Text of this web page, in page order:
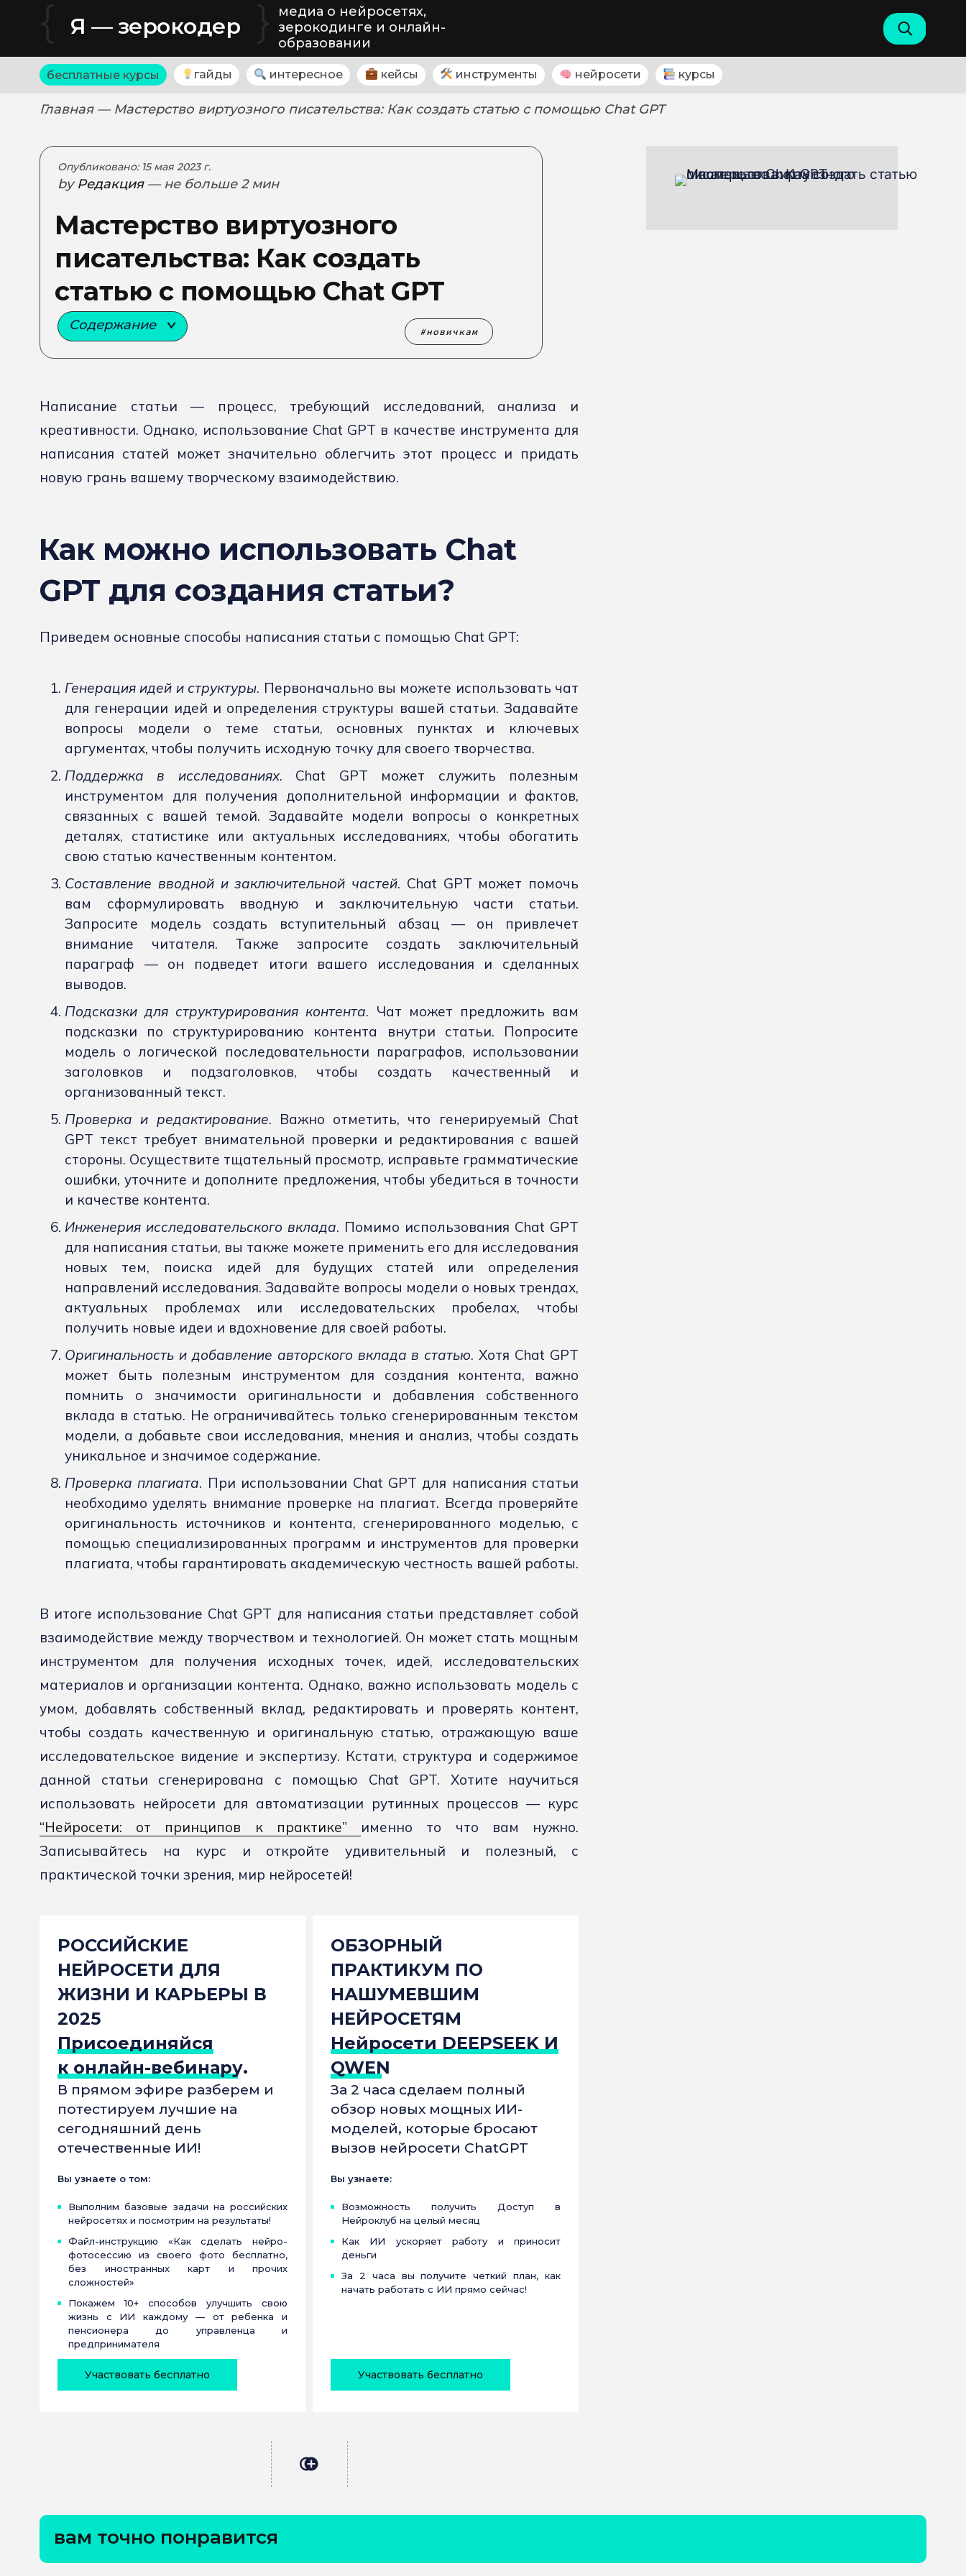
{ Я — зерокодер }
медиа о нейросетях,
зерокодинге и онлайн-
образовании
бесплатные курсы гайды интересное кейсы инструменты нейросети курсы
Главная — Мастерство виртуозного писательства: Как создать статью с помощью Chat GPT
Опубликовано: 15 мая 2023 г.
byРедакция — не больше 2 мин
Мастерство виртуозного
писательства: Как создать
статью с помощью Chat GPT
Содержание новичкам
Написание статьи — процесс, требующий исследований, анализа и
креативности. Однако, использование Chat GPT в качестве инструмента для
написания статей может значительно облегчить этот процесс и придать
новую грань вашему творческому взаимодействию.
Как можно использовать Chat
GPT для создания статьи?
Приведем основные способы написания статьи с помощью Chat GPT:
Генерация идей и структуры. Первоначально вы можете использовать чат
для генерации идей и определения структуры вашей статьи. Задавайте
вопросы модели о теме статьи, основных пунктах и ключевых
аргументах, чтобы получить исходную точку для своего творчества.
Поддержка в исследованиях. Chat GPT может служить полезным
инструментом для получения дополнительной информации и фактов,
связанных с вашей темой. Задавайте модели вопросы о конкретных
деталях, статистике или актуальных исследованиях, чтобы обогатить
свою статью качественным контентом.
Составление вводной и заключительной частей. Chat GPT может помочь
вам сформулировать вводную и заключительную части статьи.
Запросите модель создать вступительный абзац — он привлечет
внимание читателя. Также запросите создать заключительный
параграф — он подведет итоги вашего исследования и сделанных
выводов.
Подсказки для структурирования контента. Чат может предложить вам
подсказки по структурированию контента внутри статьи. Попросите
модель о логической последовательности параграфов, использовании
заголовков и подзаголовков, чтобы создать качественный и
организованный текст.
Проверка и редактирование. Важно отметить, что генерируемый Chat
GPT текст требует внимательной проверки и редактирования с вашей
стороны. Осуществите тщательный просмотр, исправьте грамматические
ошибки, уточните и дополните предложения, чтобы убедиться в точности
и качестве контента.
Инженерия исследовательского вклада. Помимо использования Chat GPT
для написания статьи, вы также можете применить его для исследования
новых тем, поиска идей для будущих статей или определения
направлений исследования. Задавайте вопросы модели о новых трендах,
актуальных проблемах или исследовательских пробелах, чтобы
получить новые идеи и вдохновение для своей работы.
Оригинальность и добавление авторского вклада в статью. Хотя Chat GPT
может быть полезным инструментом для создания контента, важно
помнить о значимости оригинальности и добавления собственного
вклада в статью. Не ограничивайтесь только сгенерированным текстом
модели, а добавьте свои исследования, мнения и анализ, чтобы создать
уникальное и значимое содержание.
Проверка плагиата. При использовании Chat GPT для написания статьи
необходимо уделять внимание проверке на плагиат. Всегда проверяйте
оригинальность источников и контента, сгенерированного моделью, с
помощью специализированных программ и инструментов для проверки
плагиата, чтобы гарантировать академическую честность вашей работы.
В итоге использование Chat GPT для написания статьи представляет собой
взаимодействие между творчеством и технологией. Он может стать мощным
инструментом для получения исходных точек, идей, исследовательских
материалов и организации контента. Однако, важно использовать модель с
умом, добавлять собственный вклад, редактировать и проверять контент,
чтобы создать качественную и оригинальную статью, отражающую ваше
исследовательское видение и экспертизу. Кстати, структура и содержимое
данной статьи сгенерирована с помощью Chat GPT. Хотите научиться
использовать нейросети для автоматизации рутинных процессов — курс
“Нейросети: от принципов к практике” именно то что вам нужно.
Записывайтесь на курс и откройте удивительный и полезный, с
практической точки зрения, мир нейросетей!
РОССИЙСКИЕ
НЕЙРОСЕТИ ДЛЯ
ЖИЗНИ И КАРЬЕРЫ В
2025
Присоединяйся
к онлайн-вебинару.
В прямом эфире разберем и
потестируем лучшие на
сегодняшний день
отечественные ИИ!
Вы узнаете о том:
Выполним базовые задачи на российских
нейросетях и посмотрим на результаты!
Файл-инструкцию «Как сделать нейро-
фотосессию из своего фото бесплатно,
без иностранных карт и прочих
сложностей»
Покажем 10+ способов улучшить свою
жизнь с ИИ каждому — от ребенка и
пенсионера до управленца и
предпринимателя
Участвовать бесплатно
ОБЗОРНЫЙ
ПРАКТИКУМ ПО
НАШУМЕВШИМ
НЕЙРОСЕТЯМ
Нейросети DEEPSEEK И
QWEN
За 2 часа сделаем полный
обзор новых мощных ИИ-
моделей, которые бросают
вызов нейросети ChatGPT
Вы узнаете:
Возможность получить Доступ в
Нейроклуб на целый месяц
Как ИИ ускоряет работу и приносит
деньги
За 2 часа вы получите четкий план, как
начать работать с ИИ прямо сейчас!
Участвовать бесплатно
вам точно понравится